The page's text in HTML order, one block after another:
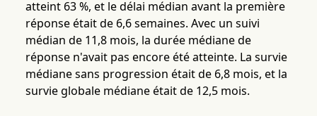
atteint 63 %, et le délai médian avant la première
réponse était de 6,6 semaines. Avec un suivi
médian de 11,8 mois, la durée médiane de
réponse n'avait pas encore été atteinte. La survie
médiane sans progression était de 6,8 mois, et la
survie globale médiane était de 12,5 mois.